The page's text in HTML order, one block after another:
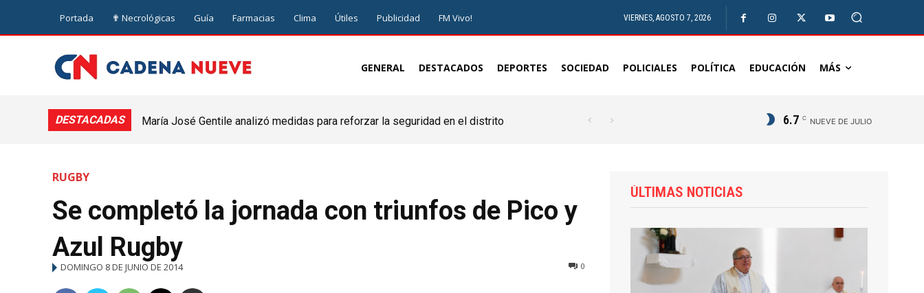
Portada ✟ Necrológicas Guía Farmacias Clima Útiles Publicidad FM Vivo! VIERNES, AGOSTO 7, 2026
GENERAL DESTACADOS DEPORTES SOCIEDAD POLICIALES POLÍTICA EDUCACIÓN MÁS
DESTACADAS
María José Gentile analizó medidas para reforzar la seguridad en el distrito
6.7 C NUEVE DE JULIO
RUGBY
Se completó la jornada con triunfos de Pico y
Azul Rugby
DOMINGO 8 DE JUNIO DE 2014 0
ÚLTIMAS NOTICIAS